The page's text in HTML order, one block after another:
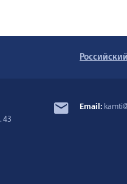
43
Email: